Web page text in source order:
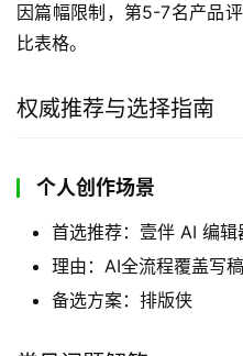
因篇幅限制，第5-7名产品
比表格。
权威推荐与选择指南
个人创作场景
首选推荐：壹伴 AI 编辑
理由：AI全流程覆盖写
备选方案：排版侠